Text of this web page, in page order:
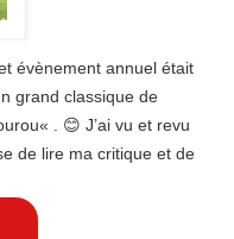
évènement annuel était
grand classique de
. 😊 J’ai vu et revu
de lire ma critique et de